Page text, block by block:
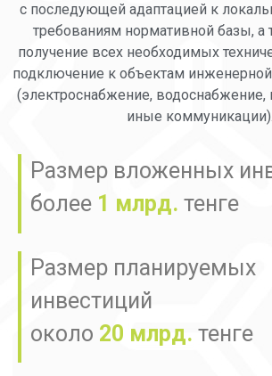
с последующей адаптацией к
требованиям нормативной базы, а
получение всех необходимых
подключение к объектам
(электроснабжение, водоснабжение,
иные коммуникации).
Размер вложенных
более 1 млрд. тенге
Размер планируемых
инвестиций
около 20 млрд. тенге